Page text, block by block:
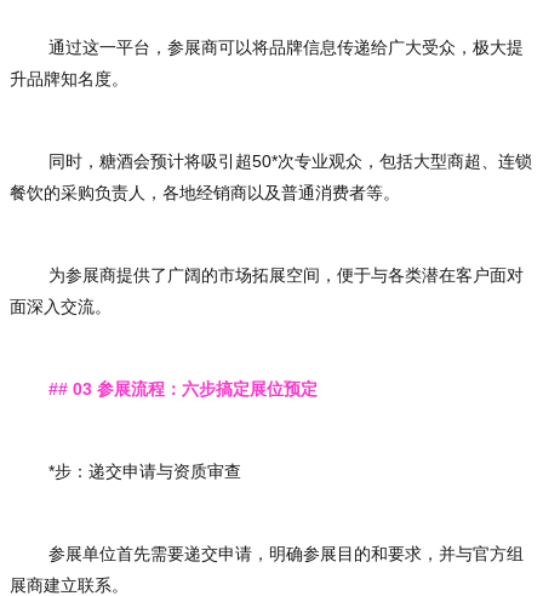
通过这一平台，参展商可以将品牌信息传递给广大受众，极大提
升品牌知名度。
同时，糖酒会预计将吸引超50*次专业观众，包括大型商超、连锁
餐饮的采购负责人，各地经销商以及普通消费者等。
为参展商提供了广阔的市场拓展空间，便于与各类潜在客户面对
面深入交流。
## 03 参展流程：六步搞定展位预定
*步：递交申请与资质审查
参展单位首先需要递交申请，明确参展目的和要求，并与官方组
展商建立联系。